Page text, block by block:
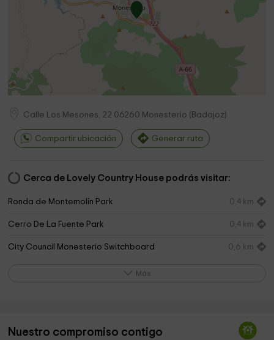
Calle Los Mesones, 22 06260 Monesterio ( Badajoz)
Compartir ubicación Generar ruta
Cerca de Lovely Country House podrás visitar:
Ronda de Montemolín Park 0,4 km
Cerro De La Fuente Park 0,4 km
City Council Monesterio Switchboard 0,6 km
Centro de Interpretacion General de la Vía de la
Aki Nos Vemos 0,9 km
Más
Nuestro compromiso contigo